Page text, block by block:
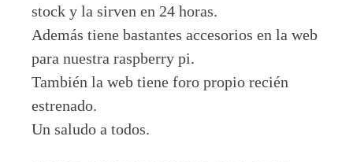
stock y la sirven en 24 horas.
Además tiene bastantes accesorios en la web
para nuestra raspberry pi.
También la web tiene foro propio recién
estrenado.
Un saludo a todos.